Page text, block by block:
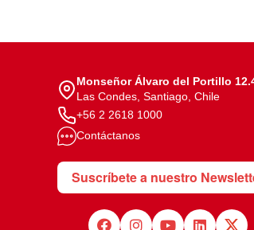
Monseñor Álvaro del Portillo
Las Condes, Santiago, Chile
+56 2 2618 1000
Contáctanos
Suscríbete a nuestro